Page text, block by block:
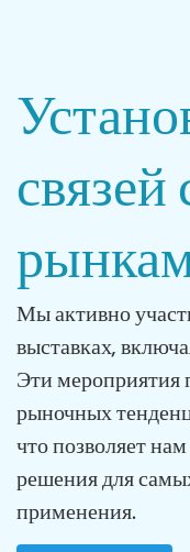
Мы активно
выставках,
Эти мероприятия
рыночных
что позволяет
решения для
применения.